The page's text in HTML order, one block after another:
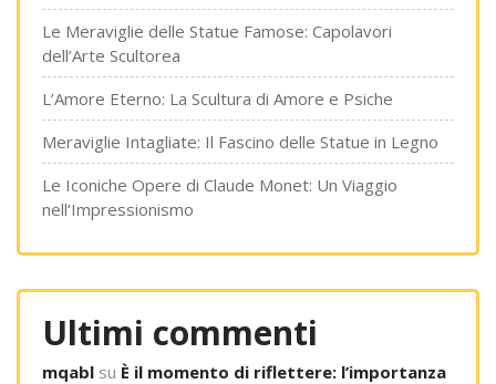
Le Meraviglie delle Statue Famose: Capolavori
dell’Arte Scultorea
L’Amore Eterno: La Scultura di Amore e Psiche
Meraviglie Intagliate: Il Fascino delle Statue in Legno
Le Iconiche Opere di Claude Monet: Un Viaggio
nell’Impressionismo
Ultimi commenti
mqabl su È il momento di riflettere: l’importanza